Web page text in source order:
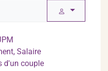
Salaire
d'un couple